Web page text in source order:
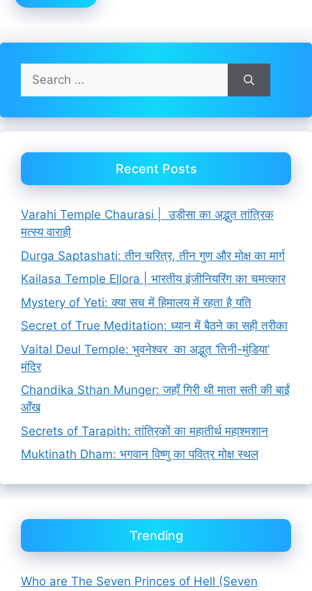
Search
for:
Recent Posts
Varahi Temple Chaurasi | उड़ीसा का अद्भुत तांत्रिक
मत्स्य वाराही
Durga Saptashati: तीन चरित्र, तीन गुण और मोक्ष का मार्ग
Kailasa Temple Ellora | भारतीय इंजीनियरिंग का चमत्कार
Mystery of Yeti: क्या सच में हिमालय में रहता है यति
Secret of True Meditation: ध्यान में बैठने का सही तरीका
Vaital Deul Temple: भुवनेश्वर का अद्भुत ‘तिनी-मुंडिया’
मंदिर
Chandika Sthan Munger: जहाँ गिरी थी माता सती की बाईं
आँख
Secrets of Tarapith: तांत्रिकों का महातीर्थ महाश्मशान
Muktinath Dham: भगवान विष्णु का पवित्र मोक्ष स्थल
Trending
Who are The Seven Princes of Hell (Seven